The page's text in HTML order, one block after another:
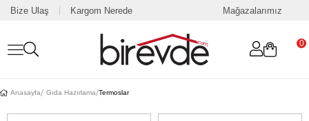
Bize Ulaş Kargom Nerede Mağazalarımız
0
Anasayfa Gıda Hazırlama Termoslar